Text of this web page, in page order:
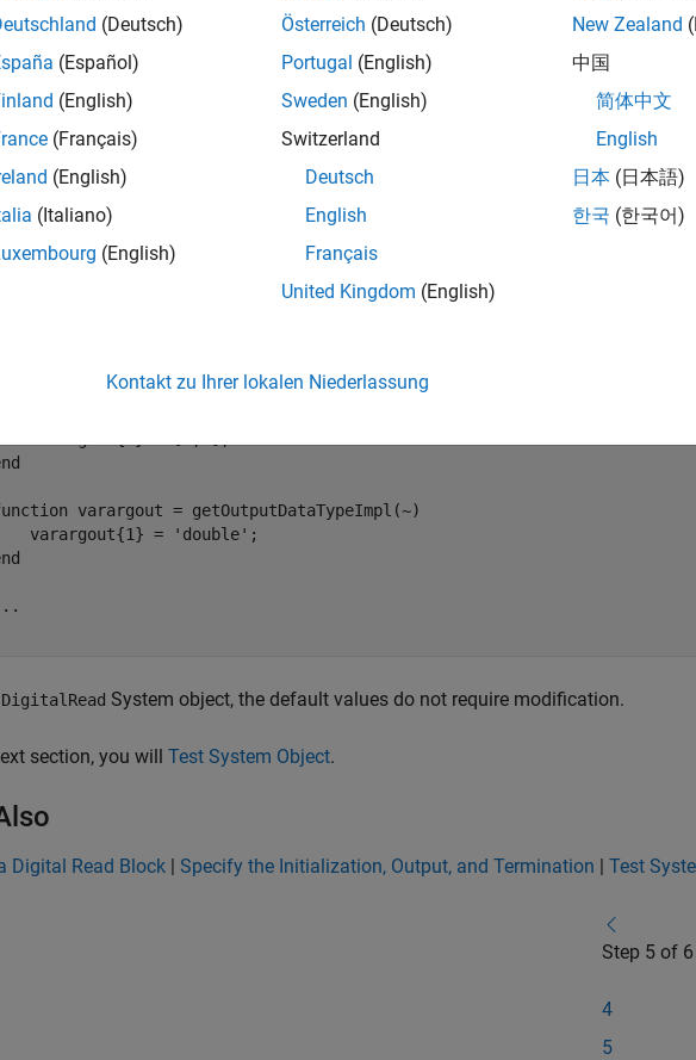
(Access=protected)
Define output properties
num = getNumOutputsImpl(~)
num = 1;
varargout = isOutputFixedSizeImpl(~,~)
varargout{1} = true;
varargout = getOutputDataTypeImpl(~)
varargout{1} = 'double';
DigitalRead System object, the default values do not require modification.
section, you will Test System Object.
Digital Read Block | Specify the Initialization, Output, and Termination | Test
Step 5 of
4
5
(Deutsch)
(Español)
(English)
(Français)
(English)
(Italiano)
(English)
Österreich (Deutsch)
Portugal (English)
Sweden (English)
Switzerland
Deutsch
English
Français
United Kingdom (English)
New Zealand
中国
简体中文
English
日本 (日本語)
한국 (한국어)
Kontakt zu Ihrer lokalen Niederlassung